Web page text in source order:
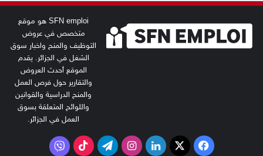
SFN emploi هو موقع
متخصص في عروض
التوظيف والمنح واخبار سوق
الشغل في الجزائر. يقدم
الموقع أحدث العروض
والتقارير حول فرص العمل
والمنح الدراسية والقوانين
واللوائح المتعلقة بسوق
العمل في الجزائر.
فيسبوك
‫X لينكدإنانستقرامتيلقرام‫TikTokفايبر